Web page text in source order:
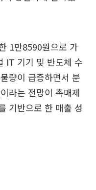
1만8590원으로 가
IT 기기 및 반도체 수
량이 급증하면서 분
라는 전망이 촉매제
기반으로 한 매출 성